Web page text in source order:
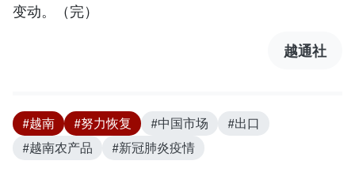
变动。（完）
越通社
#越南 #努力恢复 #中国市场
#出口
#越南农产品
#新冠肺炎疫情